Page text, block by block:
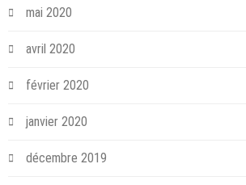
mai 2020
avril 2020
février 2020
janvier 2020
décembre 2019